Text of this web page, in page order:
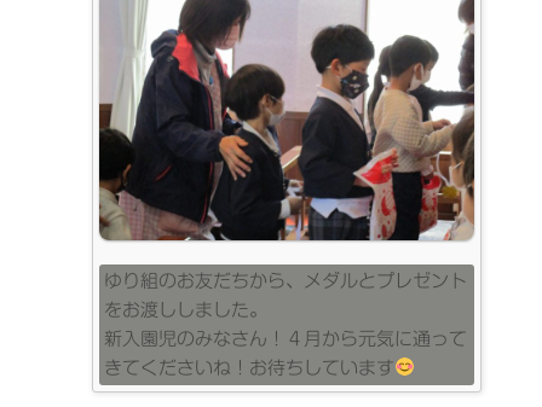
ゆり組のお友だちから、メダルとプレゼント
をお渡ししました。
新入園児のみなさん！４月から元気に通って
きてくださいね！お待ちしています